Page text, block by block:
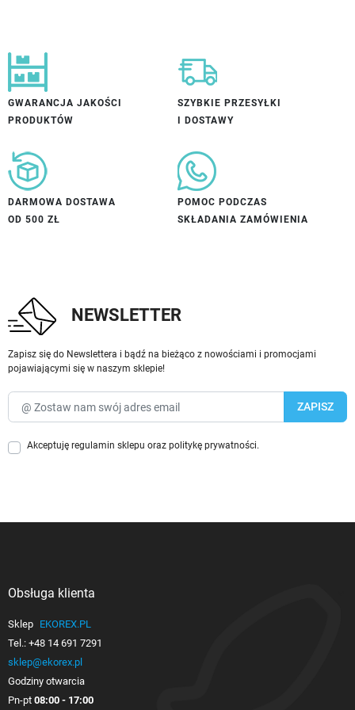
GWARANCJA JAKOŚCI
PRODUKTÓW
SZYBKIE PRZESYŁKI
I DOSTAWY
DARMOWA DOSTAWA
OD 500 ZŁ
POMOC PODCZAS
SKŁADANIA ZAMÓWIENIA
NEWSLETTER
Zapisz się do Newslettera i bądź na bieżąco z nowościami i promocjami
pojawiającymi się w naszym sklepie!
Akceptuję regulamin sklepu oraz politykę prywatności.
Obsługa klienta
Sklep EKOREX.PL
Tel.: +48 14 691 7291
sklep@ekorex.pl
Godziny otwarcia
Pn-pt 08:00 - 17:00